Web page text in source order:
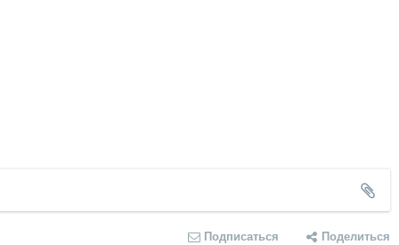
Подписаться Поделиться